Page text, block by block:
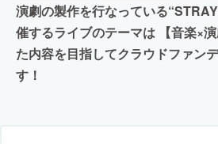
演劇の製作を行なっている
催するライブのテーマは 【音楽×
た内容を目指してクラウドファン
す！